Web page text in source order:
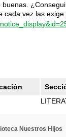
buenas.
cada vez las
Nuestros Hijos